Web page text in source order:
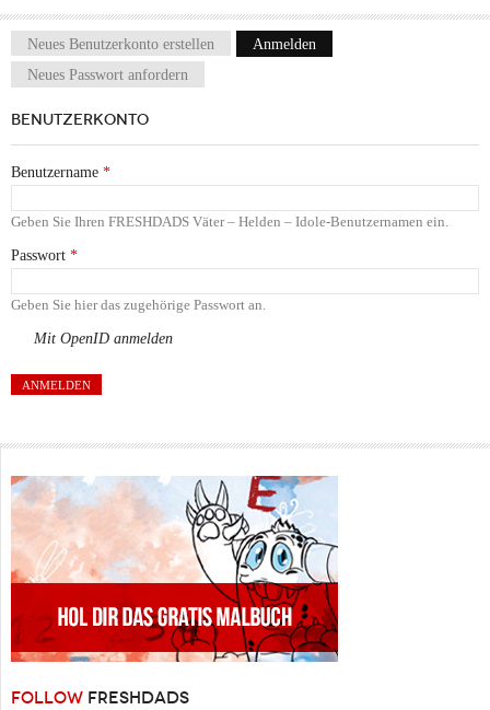
Haupt-Reiter
Neues Benutzerkonto erstellen Anmelden
Neues Passwort anfordern
BENUTZERKONTO
Benutzername *
Geben Sie Ihren FRESHDADS Väter – Helden – Idole-Benutzernamen ein.
Passwort *
Geben Sie hier das zugehörige Passwort an.
Mit OpenID anmelden
FOLLOW FRESHDADS